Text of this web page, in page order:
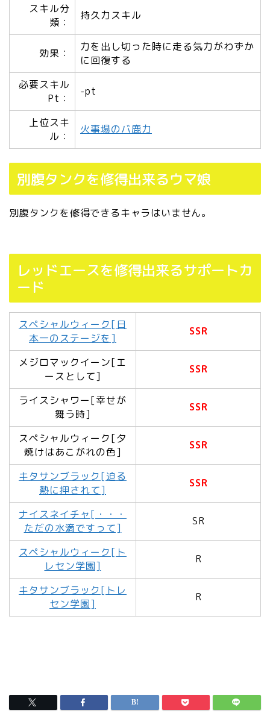
スキル分
類：
持久力スキル
効果：
力を出し切った時に走る気力がわずか
に回復する
必要スキル
Pt：
-pt
上位スキ
ル：
火事場のバ鹿力
別腹タンクを修得出来るウマ娘
別腹タンクを修得できるキャラはいません。
レッドエースを修得出来るサポートカ
ード
スペシャルウィーク[日
本一のステージを]
SSR
メジロマックイーン[エ
ースとして]
SSR
ライスシャワー[幸せが
舞う時]
SSR
スペシャルウィーク[夕
焼けはあこがれの色]
SSR
キタサンブラック[迫る
熱に押されて]
SSR
ナイスネイチャ[・・・
ただの水滴ですって]
SR
スペシャルウィーク[ト
レセン学園]
R
キタサンブラック[トレ
セン学園]
R